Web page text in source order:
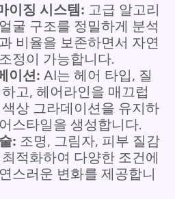
이징 시스템: 고급 알고리
굴 구조를 정밀하게 분석
비율을 보존하면서 자연
정이 가능합니다.
이션: AI는 헤어 타입, 질
고, 헤어라인을 매끄럽
상 그라데이션을 유지하
스타일을 생성합니다.
: 조명, 그림자, 피부 질감
적화하여 다양한 조건에
스러운 변화를 제공합니